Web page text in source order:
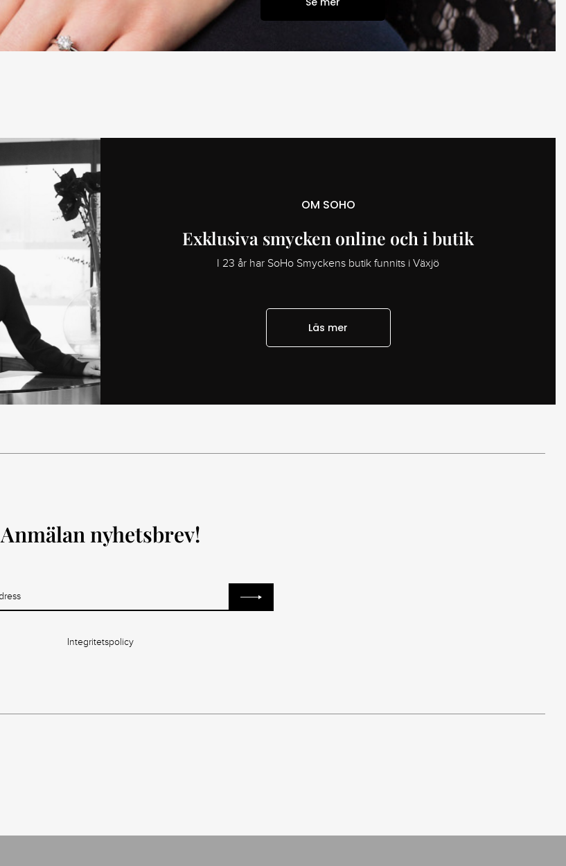
OM SOHO
Exklusiva smycken online och i butik
I 23 år har SoHo Smyckens butik funnits i Växjö
Läs mer
Anmälan nyhetsbrev!
Integritetspolicy